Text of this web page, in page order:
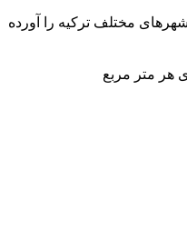
مختلف ترکیه را آورده
هر متر مربع